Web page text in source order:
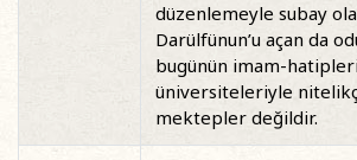
düzenlemeyle subay
Darülfünun’u açan da
bugünün imam-
üniversiteleriyle
mektepler değildir.